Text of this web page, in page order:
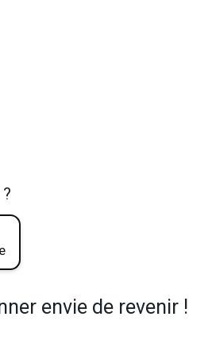
envie de revenir !